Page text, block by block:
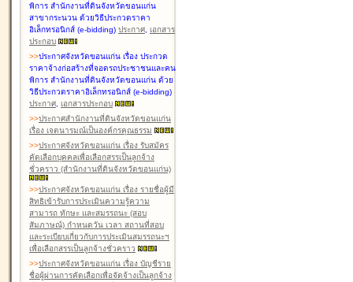
พิการ สำนักงานที่ดินจังหวัดขอนแก่น
สาขากระนวน ด้วยวิธีประกวดราคา
อิเล็กทรอนิกส์ (e-bidding) ประกาศ, เอกสาร
ประกอบ
>>ประกาศจังหวัดขอนแก่น เรื่อง ประกวด
ราคาจ้างก่อสร้างที่จอดรถประชาชนและคน
พิการ สำนักงานที่ดินจังหวัดขอนแก่น ด้วย
วิธีประกวดราคาอิเล็กทรอนิกส์ (e-bidding)
ประกาศ, เอกสารประกอบ
>>ประกาศสำนักงานที่ดินจังหวัดขอนแก่น
เรื่อง เจตนารมณ์เป็นองค์กรคุณธรรม
>>ประกาศจังหวัดขอนแก่น เรื่อง รับสมัคร
คัดเลือกบุคคลเพื่อเลือกสรรเป็นลูกจ้าง
ชั่วคราว (สำนักงานที่ดินจังหวัดขอนแก่น)
>>ประกาศจังหวัดขอนแก่น เรื่อง รายชื่อผู้มี
สิทธิเข้ารับการประเมินความรู้ความ
สามารถ ทักษะ และสมรรถนะ (สอบ
สัมภาษณ์) กำหนดวัน เวลา สถานที่สอบ
และระเบียบเกี่ยวกับการประเมินสมรรถนะฯ
เพื่อเลือกสรรเป็นลูกจ้างชั่วคราว
>>ประกาศจังหวัดขอนแก่น เรื่อง บัญชีราย
ชื่อผู้ผ่านการคัดเลือกเพื่อจัดจ้างเป็นลูกจ้าง